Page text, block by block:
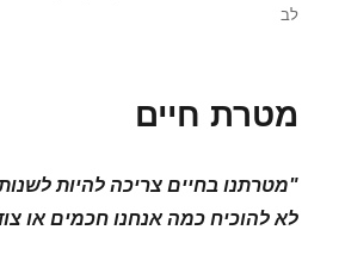
בתאריך
לב
מטרת חיים
"מטרתנו בחיים צריכה להיות
לא להוכיח כמה אנחנו חכמים או